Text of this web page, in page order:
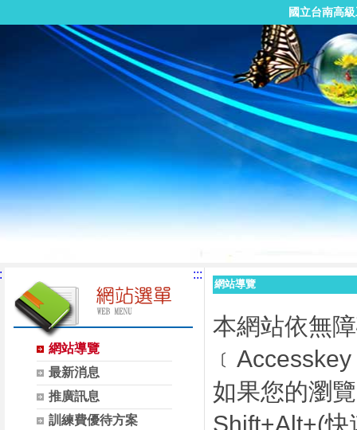
國立台南高
網站導覽
最新消息
推廣訊息
訓練費優待方案
:::
網站導覽
本網站依無
如果您的瀏
Shift+Alt+(快